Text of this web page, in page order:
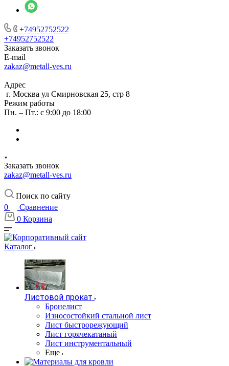
+74952752522
+74952752522
Заказать звонок
E-mail
zakaz@metall-ves.ru
Адрес
г. Москва ул Смирновская 25, стр 8
Режим работы
Пн. – Пт.: с 9:00 до 18:00
Заказать звонок
zakaz@metall-ves.ru
Поиск по сайту
0
Сравнение
0 Корзина
Каталог
Листовой прокат
Бронелист
Износостойкий стальной лист
Лист быстрорежующий
Лист горячекатаный
Лист инструментальный
Еще